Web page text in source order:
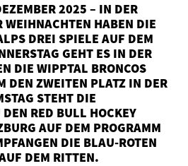
2025 – IN DER
WEIHNACHTEN HABEN DIE
DREI SPIELE AUF DEM
GEHT ES IN DER
DIE WIPPTAL BRONCOS
DEN ZWEITEN PLATZ IN DER
STEHT DIE
RED BULL HOCKEY
AUF DEM PROGRAMM
DIE BLAU-ROTEN
DEM RITTEN.